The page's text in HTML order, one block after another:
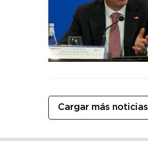
Cargar más noticias